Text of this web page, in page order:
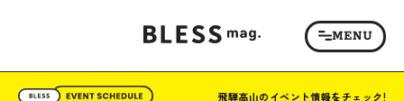
飛騨高山のイベント情報をチェック!